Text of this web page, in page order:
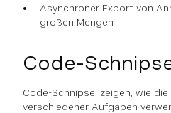
Asynchroner Export von
großen Mengen
Code-
Code-Schnipsel zeigen, wie
verschiedener Aufgaben